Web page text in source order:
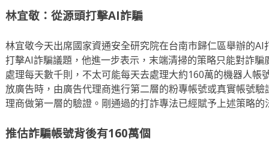
林宜敬：從源頭打擊AI詐騙
林宜敬今天出席國家資通安全研究院在台南市歸仁區舉辦的
打擊AI詐騙議題，他進一步表示，末端清掃的策略只能對詐
處理每天數千則，不太可能每天去處理大約160萬的機器人帳
放廣告時，由廣告代理商進行第二層的粉專帳號或真實帳號
理商做第一層的驗證。剛通過的打詐專法已經賦予上述策略的
推估詐騙帳號背後有160萬個